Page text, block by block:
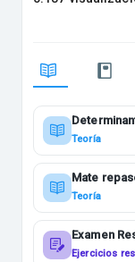
Teoría
Mate
Teoría
Examen
2BACHI
Ejercicios